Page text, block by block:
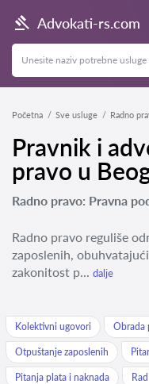
Advokati-rs.com
Početna Sve usluge Radno
Pravnik i
pravo u
Radno pravo: Pravna
Radno pravo reguliše
zaposlenih,
zakonitost p... dalje
Kolektivni ugovori Obrada
Otpuštanje zaposlenih
Pitanja plata i naknada